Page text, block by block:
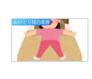
おひとり様の老後